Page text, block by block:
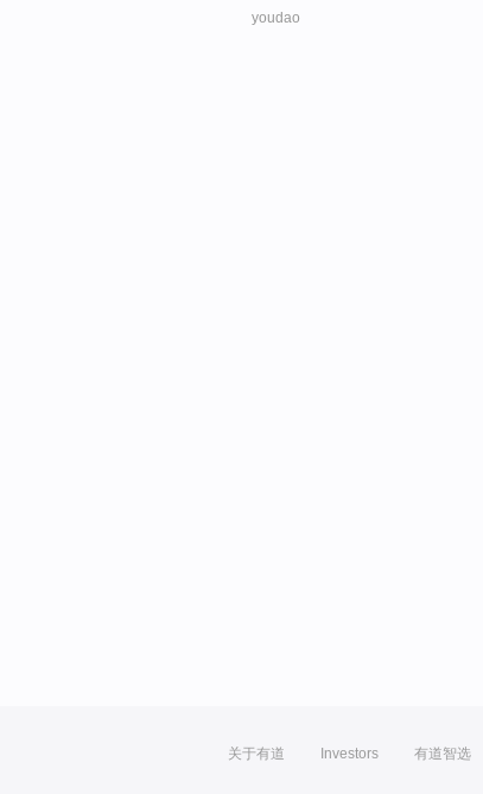
youdao
关于有道 Investors 有道智选